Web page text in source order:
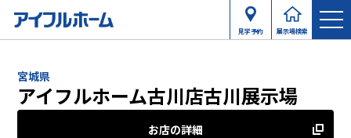
見学予約 展示場検索
宮城県
アイフルホーム古川店古川展示場
お店の詳細